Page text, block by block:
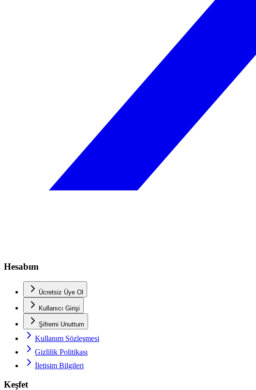
Hesabım
Ücretsiz Üye Ol
Kullanıcı Girişi
Şifremi Unuttum
Kullanım Sözleşmesi
Gizlilik Politikası
İletişim Bilgileri
Keşfet